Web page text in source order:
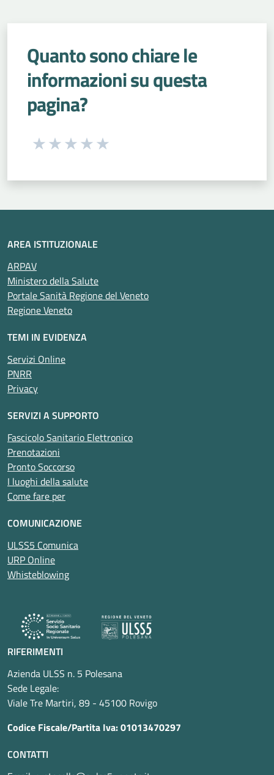
Quanto sono chiare le
informazioni su questa
pagina?
Seleziona una valutazione da 1 a 5 stelle
AREA ISTITUZIONALE
ARPAV
Ministero della Salute
Portale Sanità Regione del Veneto
Regione Veneto
TEMI IN EVIDENZA
Servizi Online
PNRR
Privacy
SERVIZI A SUPPORTO
Fascicolo Sanitario Elettronico
Prenotazioni
Pronto Soccorso
I luoghi della salute
Come fare per
COMUNICAZIONE
ULSS5 Comunica
URP Online
Whisteblowing
RIFERIMENTI
Azienda ULSS n. 5 Polesana
Sede Legale:
Viale Tre Martiri, 89 - 45100 Rovigo
Codice Fiscale/Partita Iva: 01013470297
CONTATTI